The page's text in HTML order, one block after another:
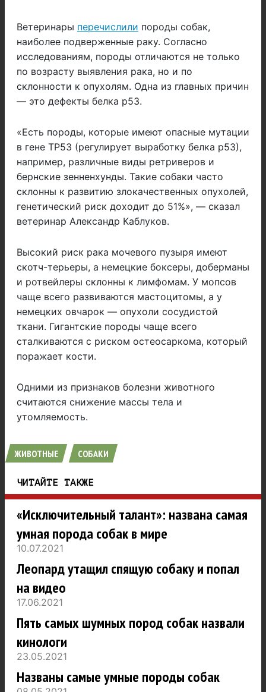
Ветеринары перечислили породы собак,
наиболее подверженные раку. Согласно
исследованиям, породы отличаются не только
по возрасту выявления рака, но и по
склонности к опухолям. Одна из главных причин
— это дефекты белка p53.
«Есть породы, которые имеют опасные мутации
в гене TP53 (регулирует выработку белка p53),
например, различные виды ретриверов и
бернские зенненхунды. Такие собаки часто
склонны к развитию злокачественных опухолей,
генетический риск доходит до 51%», — сказал
ветеринар Александр Каблуков.
Высокий риск рака мочевого пузыря имеют
скотч-терьеры, а немецкие боксеры, доберманы
и ротвейлеры склонны к лимфомам. У мопсов
чаще всего развиваются мастоцитомы, а у
немецких овчарок — опухоли сосудистой
ткани. Гигантские породы чаще всего
сталкиваются с риском остеосаркома, который
поражает кости.
Одними из признаков болезни животного
считаются снижение массы тела и
утомляемость.
ЖИВОТНЫЕ СОБАКИ
ЧИТАЙТЕ ТАКЖЕ
«Исключительный талант»: названа самая
умная порода собак в мире
10.07.2021
Леопард утащил спящую собаку и попал
на видео
17.06.2021
Пять самых шумных пород собак назвали
кинологи
23.05.2021
Названы самые умные породы собак